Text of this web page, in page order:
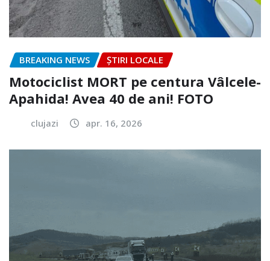
BREAKING NEWS ȘTIRI LOCALE
Motociclist MORT pe centura Vâlcele-
Apahida! Avea 40 de ani! FOTO
clujazi apr. 16, 2026